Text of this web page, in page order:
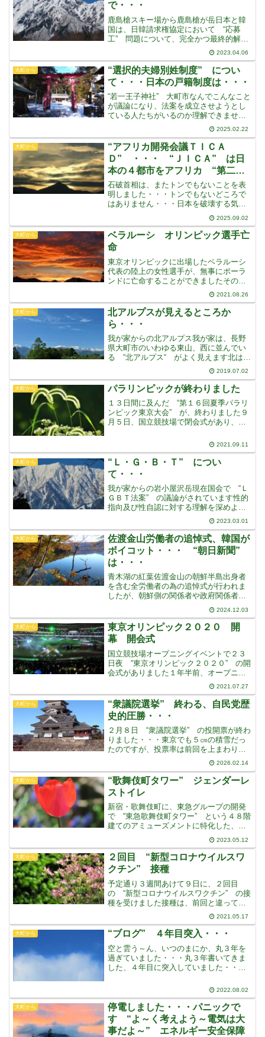
で・・・
鹿島槍スキー場から鹿島槍が岳日本と韓
国は、日韓請求権協定において “応募
工” 問題について、完全かつ最終的解決
をし、両国で確認をしましたその協定に
おいて、個人的な補償をすることも決定
していた日本は、個人の補償も含めて、
韓国政府が全部やります
2023.04.06
大町から
“選択的夫婦別姓制度” につい
て・・・日本の戸籍制度は・・・
“若一王子神社” 大町市なんでこんなこと
が議論になり、法案を成立させようとし
ている人たちがいるのか理解できません
困っている人がいるから・・・などと言
っているようですが、日本人の大多数が
望んでいるとは到底思えません働く女性
の不便が解消できない
2025.02.22
大町から
“アフリカ開発会議ＴＩＣＡ
Ｄ” ・・・ “ＪＩＣＡ” は日
本の４都市をアフリカ “第二の
故郷” に設定
石破首相は、またトンでもないことを表
明しました・・・トンでもないどころで
はありません・・・日本を破壊する気で
す住民への何の説明もなく、2025年アフ
リカ開発会議 (ＴＩＣＡＤ) で、日本の
地方４都市をアフリカの “第二の故郷”
に設定したと
2025.09.02
大町から
ベラルーシ オリンピック選手亡
命
東京オリンピックに出場したベラルーシ
代表の陸上の女性選手が、無事にポーラ
ンドに亡命することができましたその女
性選手は、東京オリンピックで、出場経
験のない1,600ｍリレーに急遽出場させら
れそうになり、その不満をインスタグラ
ムに投稿したところ
2021.08.26
大町から
北アルプスが見えるところか
ら・・・
我が家からの北アルプス我が家は、長野
県大町市のいわゆる東山、西に並んでい
る “北アルプス“ がよく見えます北は白
馬乗鞍から、南は常念まで一望です日本
でもいろんなところで、山や山並みが見
えるところはあるでしょうが、こんな素
晴らしいダイナミック
2019.07.02
大町から パラリンピックが終わりました
１３日間に及んだ “第１６回夏季パラリ
ンピック東京大会” が、終わりました９
月５日、国立競技場で閉会式があり、オ
わってしまいました国際パラリンピック
会長は “他の国ではできなかった、日本
の貢献は忘れない・
2021.09.11
大町から
“Ｌ・Ｇ・Ｂ・Ｔ” につい
て・・・
我が家からの岩小屋沢岳現在国会で “Ｌ
ＧＢＴ法案” の議論がされています性的
指向及び性自認に対する理解を深めよ
う・・・ということなのですが “差別は
許されない・・・” という言葉を入れる
かどうか、議論されていますＬＧＢＴと
は、もちろん４つの
2023.03.01
大町から
佐渡金山労働者の追悼式、韓国が
ボイコット・・・ “朝日新聞”
は・・・
青木湖の紅葉佐渡金山の朝鮮半島出身者
を含む全労働者の為の追悼式が行われま
したが、朝鮮側の関係者や政府関係者は
参加しませんでした“佐渡島の金山” の世
界文化遺産登録を目指すにあたり、韓国
側は強制的に連れてこられ、強制労働さ
せられた被害の現場だ
2024.12.03
大町から
東京オリンピック２０２０ 開
幕 開会式
国立競技場オープニングイベントで２３
日夜 “東京オリンピック２０２０” の開
会式がありました１年半前、オープニン
グイベントを見に行った “国立競技場”
で開会式が開かれました“嵐” や “ドリ
カム” や “ウサインボルト” の走りを
見た国立
2021.07.27
大町から
“衆議院選挙” 終わる、自民党歴
史的圧勝・・・
２月８日 “衆議院選挙” の投開票が終わ
りました・・・東京でも５㎝の積雪だっ
たのですが、投票率は前回を上まわりま
したそしてなんと自民党は、198議席から
単独で３分の２を超える過去最多の316議
席を獲得し歴史的な圧勝をしまし
た・・・連立の維新
2026.02.14
大町から
“歌舞伎町タワー” ジェンダーレ
ストイレ
新宿・歌舞伎町に、東急グループの開発
で “東急歌舞伎町タワー” という４８階
建てのアミューズメントに特化した、総
合複合ビルが完成オープンしたそうです
場所は、映画館やボウリング場のあった
ミラノ座の跡地で、オフィスや住居はな
く、ホテル・映画館・
2023.05.12
大町から
２回目 “新型コロナウイルスワ
クチン” 接種
予定通り３週間あけて９日に、２回目
の “新型コロナウイルスワクチン” の接
種を受けました接種は、前回と違って、
人が滞ることもなく、すんなりと受ける
ことが出来ました接種後の “接種済み証
明書” が、シールを張ってくれるだけ、
というのが、アナロ
2021.05.17
大町から “ブログ” ４年目突入・・・
空と雲う～ん、いつのまにか、丸３年を
過ぎていました・・・丸３年書いてきま
した、４年目に突入していました・・・
みると、ずいぶん短い記事も多いようで
字前後かな・・・原
2022.08.02
大町から
停電しました・・・パニックで
す “よ～く考えよう～電気は大
事だよ～” エネルギー安全保障